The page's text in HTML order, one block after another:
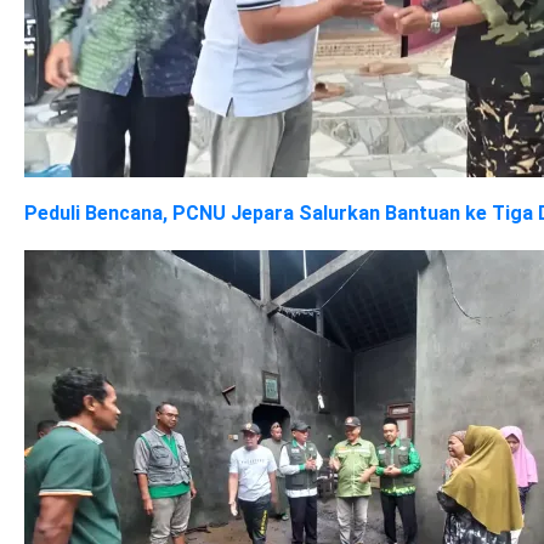
Peduli Bencana, PCNU Jepara Salurkan Bantuan ke Tiga